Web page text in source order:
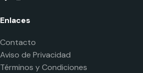
Enlaces
Contacto
Aviso de Privacidad
Términos y Condiciones